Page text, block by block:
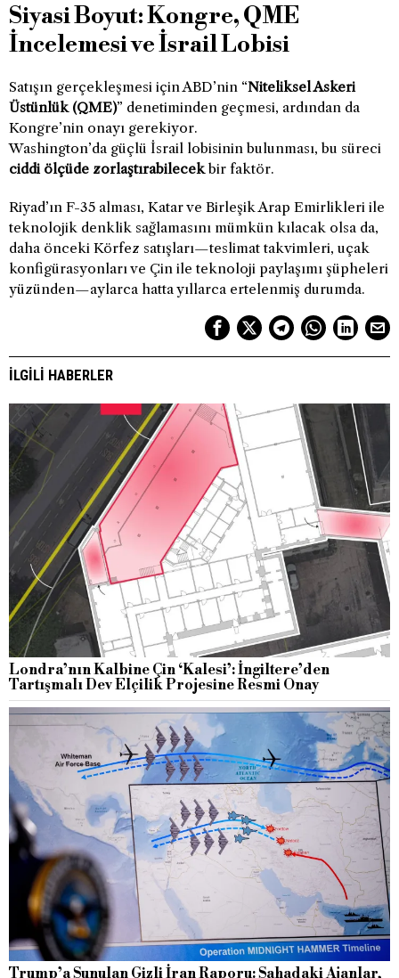
Siyasi Boyut: Kongre, QME
İncelemesi ve İsrail Lobisi
Satışın gerçekleşmesi için ABD’nin “Niteliksel Askeri
Üstünlük (QME)” denetiminden geçmesi, ardından da
Kongre’nin onayı gerekiyor.
Washington’da güçlü İsrail lobisinin bulunması, bu süreci
ciddi ölçüde zorlaştırabilecek bir faktör.
Riyad’ın F-35 alması, Katar ve Birleşik Arap Emirlikleri ile
teknolojik denklik sağlamasını mümkün kılacak olsa da,
daha önceki Körfez satışları—teslimat takvimleri, uçak
konfigürasyonları ve Çin ile teknoloji paylaşımı şüpheleri
yüzünden—aylarca hatta yıllarca ertelenmiş durumda.
İLGILI HABERLER
Londra’nın Kalbine Çin ‘Kalesi’: İngiltere’den
Tartışmalı Dev Elçilik Projesine Resmi Onay
Trump’a Sunulan Gizli İran Raporu: Sahadaki Ajanlar,